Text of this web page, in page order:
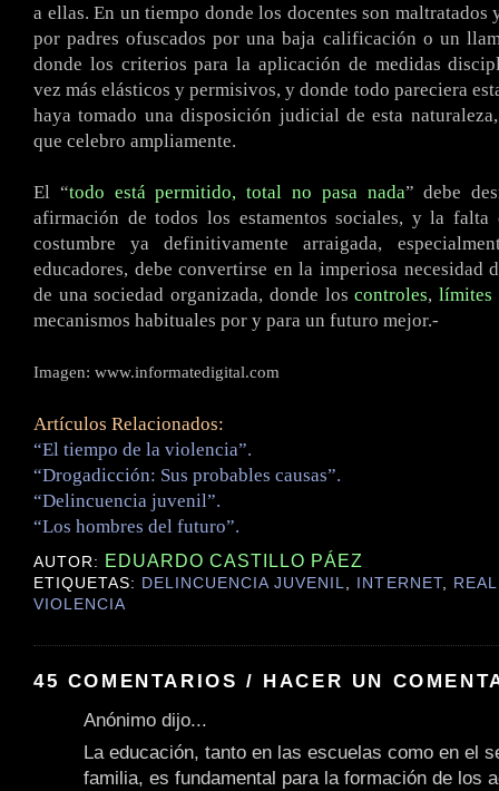
a ellas. En un tiempo donde los docentes son maltratados
por padres ofuscados por una baja calificación o un
donde los criterios para la aplicación de medidas
vez más elásticos y permisivos, y donde todo pareciera
haya tomado una disposición judicial de esta
que celebro ampliamente.
El “todo está permitido, total no pasa nada” debe
afirmación de todos los estamentos sociales, y la falta
costumbre ya definitivamente arraigada,
educadores, debe convertirse en la imperiosa necesidad
de una sociedad organizada, donde loscontroles, límites
mecanismos habituales por y para un futuro mejor.-
Imagen: www.informatedigital.com
Artículos Relacionados:
“El tiempo de la violencia”.
“Drogadicción: Sus probables causas”.
“Delincuencia juvenil”.
“Los hombres del futuro”.
AUTOR: EDUARDO CASTILLO PÁEZ
ETIQUETAS: DELINCUENCIA JUVENIL, INTERNET,
VIOLENCIA
45 COMENTARIOS / HACER UN
Anónimo dijo...
La educación, tanto en las escuelas como en el
familia, es fundamental para la formación de los